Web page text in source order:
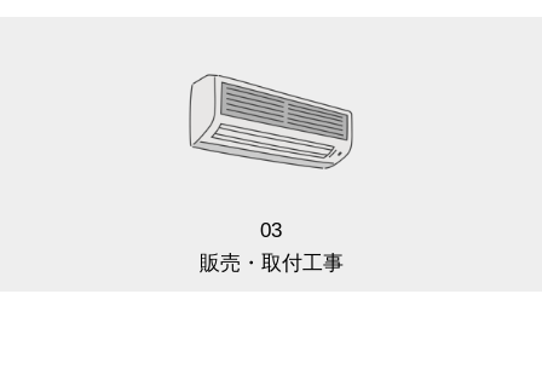
03
販売・取付工事